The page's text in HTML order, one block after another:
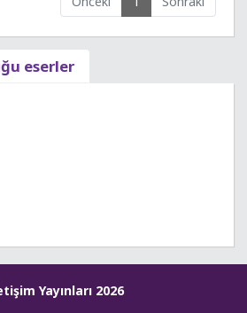
eserler
Yayınları 2026